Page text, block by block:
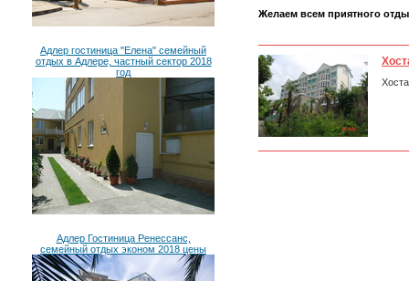
Адлер гостиница "Елена" семейный
отдых в Адлере, частный сектор 2018
год
Адлер Гостиница Ренессанс,
семейный отдых эконом 2018 цены
Желаем всем приятного